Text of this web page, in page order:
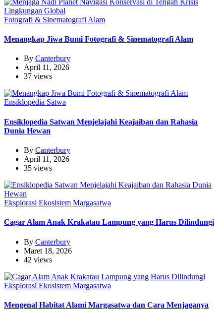
Fotografi & Sinematografi Alam
Menangkap Jiwa Bumi Fotografi & Sinematografi Alam
By Canterbury
April 11, 2026
37 views
Ensiklopedia Satwa
Ensiklopedia Satwan Menjelajahi Keajaiban dan Rahasia
Dunia Hewan
By Canterbury
April 11, 2026
35 views
Eksplorasi Ekosistem Margasatwa
Cagar Alam Anak Krakatau Lampung yang Harus Dilindungi
By Canterbury
Maret 18, 2026
42 views
Eksplorasi Ekosistem Margasatwa
Mengenal Habitat Alami Margasatwa dan Cara Menjaganya